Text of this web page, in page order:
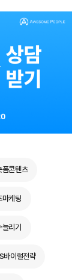
폼콘텐츠
케팅
리기
바이럴전략